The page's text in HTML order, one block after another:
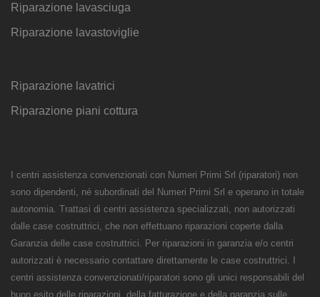
Riparazione lavasciuga
Riparazione lavastoviglie
Riparazione lavatrici
Riparazione piani cottura
I centri assistenza convenzionati con Numeri Primi Srl (riparatori) non
sono dipendenti, né subordinati del Numeri Primi Srl e operano in totale
autonomia. Trattasi di centri assistenza specializzati, non autorizzati
dalle case costruttrici, che non effettuano riparazioni coperte dalla
Garanzia delle case costruttrici. Per riparazioni in garanzia e/o centri
autorizzati è necessario contattare direttamente le case costruttrici. I
centri assistenza convenzionati/riparatori sono gli unici responsabili del
buon esito delle riparazioni, della fatturazione e della garanzia sulle